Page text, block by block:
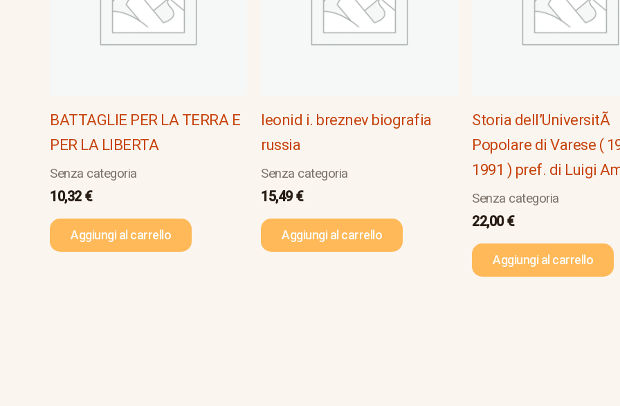
BATTAGLIE PER LA TERRA E
PER LA LIBERTA
Senza categoria
10,32 €
Aggiungi al carrello
leonid i. breznev biografia
russia
Senza categoria
15,49€
Aggiungi al carrello
Storia dell’UniversitÃ
Popolare di Varese (
1991 ) pref. di Luigi
Senza categoria
22,00€
Aggiungi al carrello